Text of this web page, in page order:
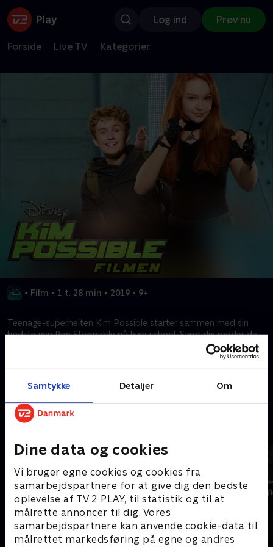
Samtykke Detaljer Om
Dine data og cookies
Vi bruger egne cookies og cookies fra
samarbejdspartnere for at give dig den bedste
oplevelse af TV 2 PLAY, til statistik og til at
målrette annoncer til dig. Vores
samarbejdspartnere kan anvende cookie-data til
målrettet markedsføring på egne og andres
Log ind Prøv nu
Forside Live TV Kategorier
• Film • 1 t. 28 min • 2019 • 9+
Teenage-superhelten Kim Possible starter sammen med sin
bedste ven Ron Stoppable på high school. Samtidig redder de
Kræver tilkøb
Mere indhold fra Disney+